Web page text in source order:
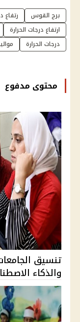
برج القوس رتفاع
ارتفاع درجات الحرارة
درجات الحرارة
محتوى مدفوع
والذكاء